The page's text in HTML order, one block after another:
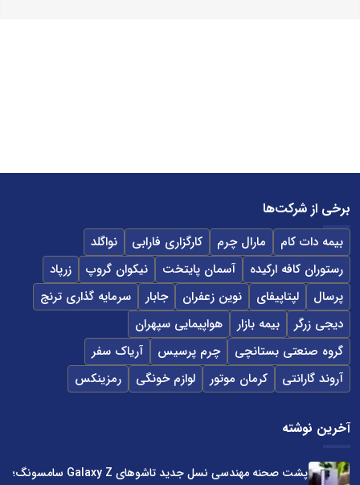
برخی از شرکت‌ها
بیمه دات کام مارال چرم کارگزاری فارابی
نواگلد
رستوران کافه ارکیده
آسمان پایتخت نیکوان گروپ
زرپاد
پرسال
لپتاپیفای نوین زعفران جابار
سرمایه گذاری ترنج
دیجی زرگر
بیمه بازار
هواپیمایی سپهران
گروه صنعتی بستانچی
چرم پرسیس
آریاک سفر
آروند گارانتی
کرمان موتور لوازم خونگی رمزینکس
آخرین نوشته
پشت صحنه مهندسی نسل جدید تاشوهای Galaxy Z سامسونگ؛